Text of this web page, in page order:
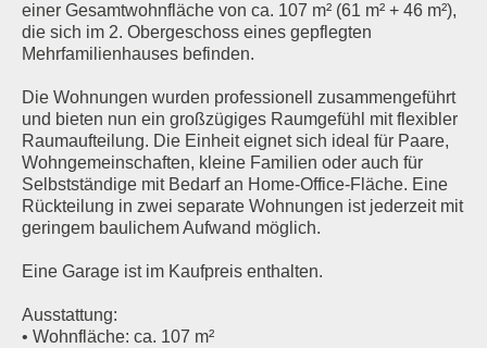
einer Gesamtwohnfläche von ca. 107 m² (61 m² + 46 m²),
die sich im 2. Obergeschoss eines gepflegten
Mehrfamilienhauses befinden.
Die Wohnungen wurden professionell zusammengeführt
und bieten nun ein großzügiges Raumgefühl mit flexibler
Raumaufteilung. Die Einheit eignet sich ideal für Paare,
Wohngemeinschaften, kleine Familien oder auch für
Selbstständige mit Bedarf an Home-Office-Fläche. Eine
Rückteilung in zwei separate Wohnungen ist jederzeit mit
geringem baulichem Aufwand möglich.
Eine Garage ist im Kaufpreis enthalten.
Ausstattung:
• Wohnfläche: ca. 107 m²